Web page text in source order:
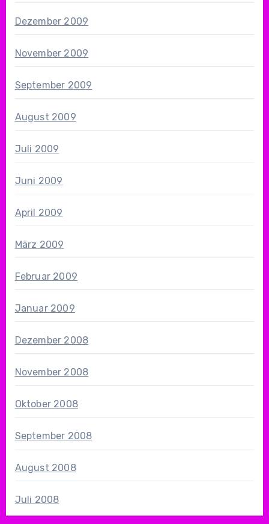
Dezember 2009
November 2009
September 2009
August 2009
Juli 2009
Juni 2009
April 2009
März 2009
Februar 2009
Januar 2009
Dezember 2008
November 2008
Oktober 2008
September 2008
August 2008
Juli 2008